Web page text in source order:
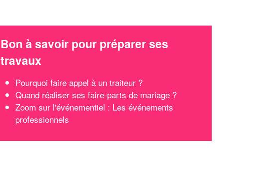
Bon à savoir pour préparer ses
travaux
Pourquoi faire appel à un traiteur ?
Quand réaliser ses faire-parts de mariage ?
Zoom sur l'événementiel : Les événements
professionnels